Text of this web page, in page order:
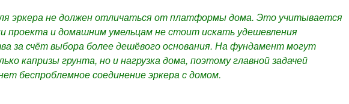
эркера не должен отличаться от платформы дома. Это учитывается
проекта и домашним умельцам не стоит искать удешевления
за счёт выбора более дешёвого основания. На фундамент могут
капризы грунта, но и нагрузка дома, поэтому главной задачей
беспроблемное соединение эркера с домом.